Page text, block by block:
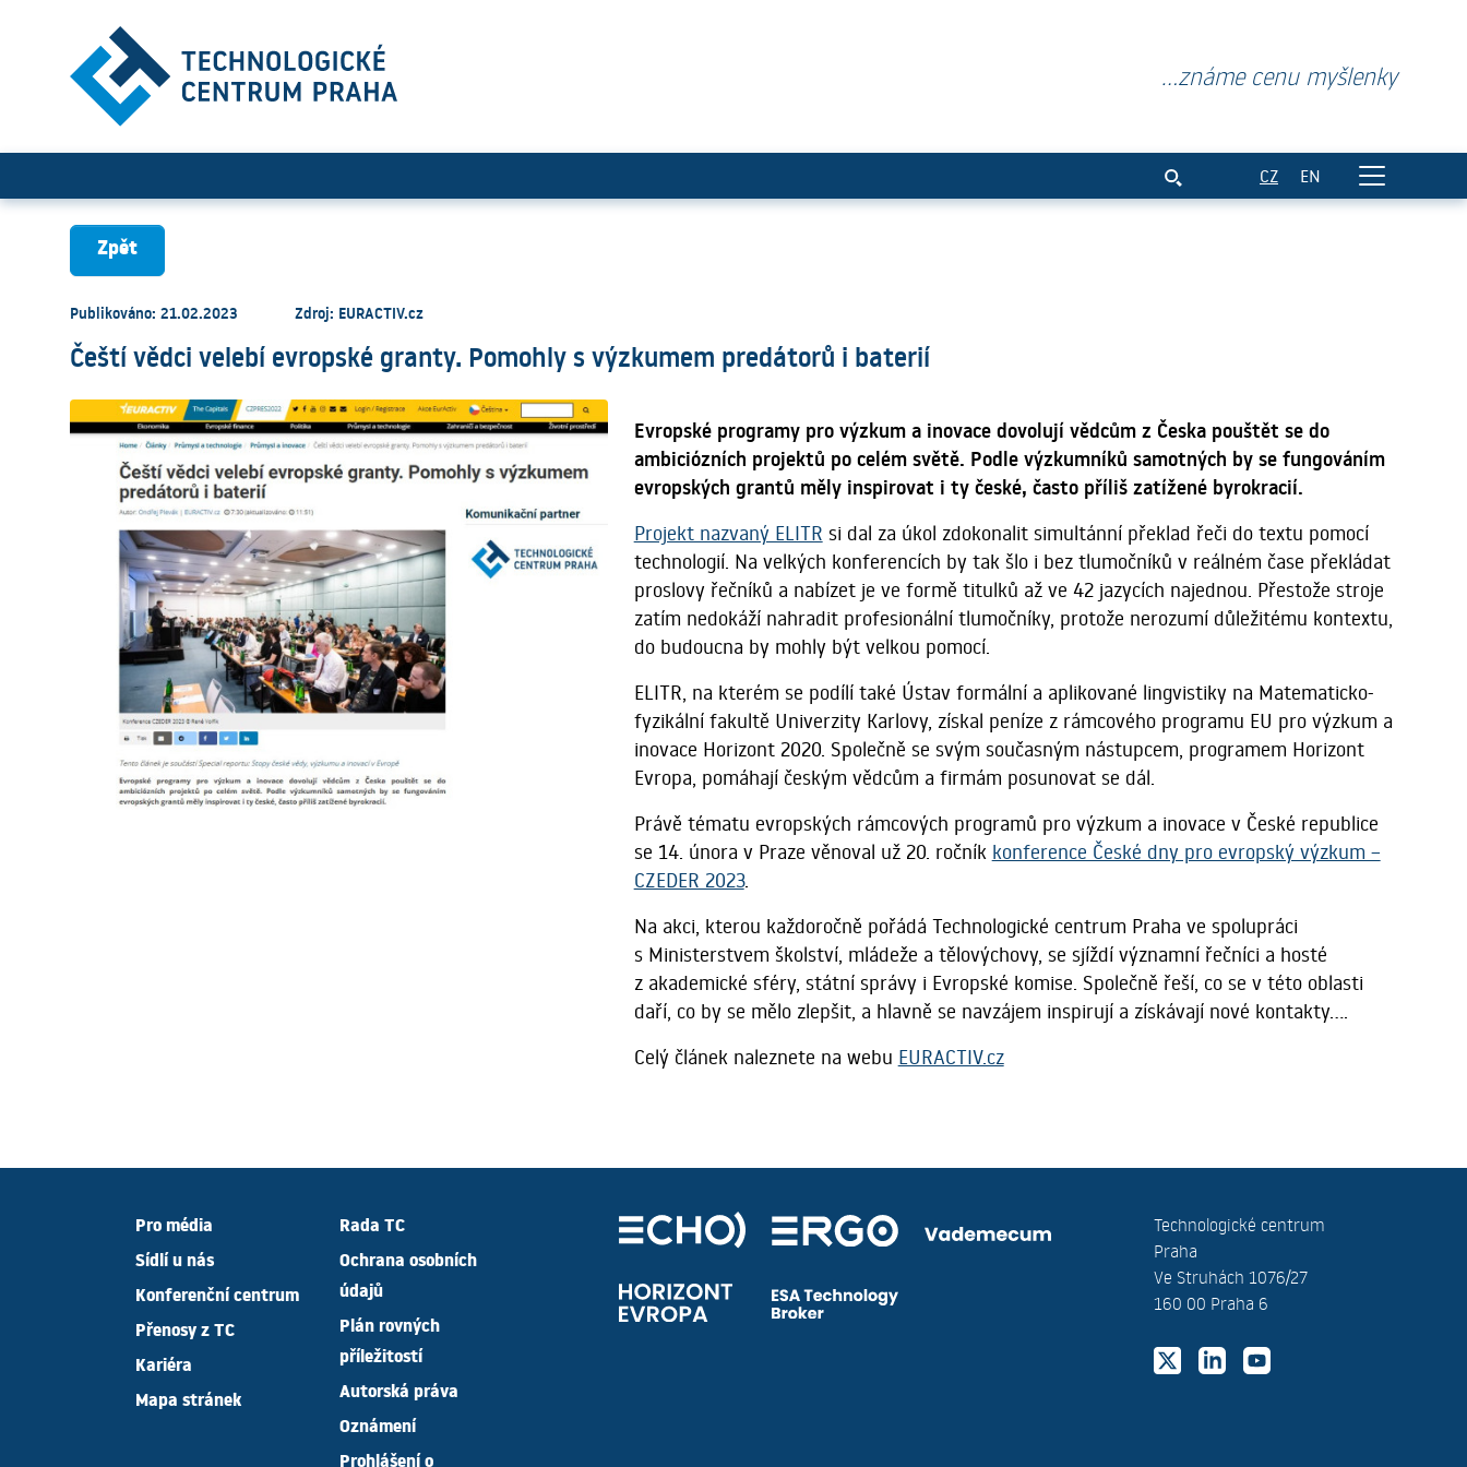
Čeští vědci velebí evropské granty. Pomohly s výzkumem predátorů i baterií
...známe cenu myšlenky
CZ EN
Zpět
Publikováno: 21.02.2023 Zdroj: EURACTIV.cz
Čeští vědci velebí evropské granty. Pomohly s výzkumem predátorů i baterií
Evropské programy pro výzkum a inovace dovolují vědcům z Česka pouštět se do
ambiciózních projektů po celém světě. Podle výzkumníků samotných by se fungováním
evropských grantů měly inspirovat i ty české, často příliš zatížené byrokracií.
Projekt nazvaný ELITR si dal za úkol zdokonalit simultánní překlad řeči do textu pomocí
technologií. Na velkých konferencích by tak šlo i bez tlumočníků v reálném čase překládat
proslovy řečníků a nabízet je ve formě titulků až ve 42 jazycích najednou. Přestože stroje
zatím nedokáží nahradit profesionální tlumočníky, protože nerozumí důležitému kontextu,
do budoucna by mohly být velkou pomocí.
ELITR, na kterém se podílí také Ústav formální a aplikované lingvistiky na Matematicko-
fyzikální fakultě Univerzity Karlovy, získal peníze z rámcového programu EU pro výzkum a
inovace Horizont 2020. Společně se svým současným nástupcem, programem Horizont
Evropa, pomáhají českým vědcům a firmám posunovat se dál.
Právě tématu evropských rámcových programů pro výzkum a inovace v České republice
se 14. února v Praze věnoval už 20. ročník konference České dny pro evropský výzkum –
CZEDER 2023.
Na akci, kterou každoročně pořádá Technologické centrum Praha ve spolupráci
s Ministerstvem školství, mládeže a tělovýchovy, se sjíždí významní řečníci a hosté
z akademické sféry, státní správy i Evropské komise. Společně řeší, co se v této oblasti
daří, co by se mělo zlepšit, a hlavně se navzájem inspirují a získávají nové kontakty....
Celý článek naleznete na webu EURACTIV.cz
Pro média
Sídlí u nás
Konferenční centrum
Přenosy z TC
Kariéra
Mapa stránek
Rada TC
Ochrana osobních
údajů
Plán rovných
příležitostí
Autorská práva
Oznámení
Technologické centrum
Praha
Ve Struhách 1076/27
160 00 Praha 6